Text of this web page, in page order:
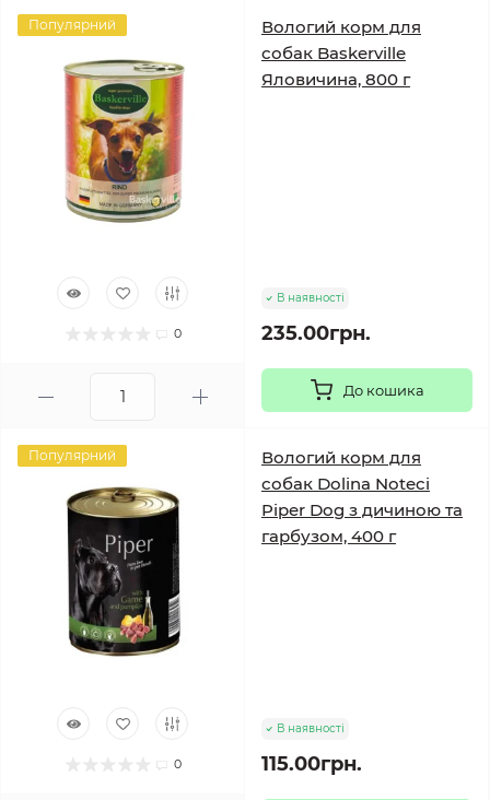
Популярний
0
Вологий корм для
собак Baskerville
Яловичина, 800 г
В наявності
235.00грн.
До кошика
Популярний
0
Вологий корм для
собак Dolina Noteci
Piper Dog з дичиною та
гарбузом, 400 г
В наявності
115.00грн.